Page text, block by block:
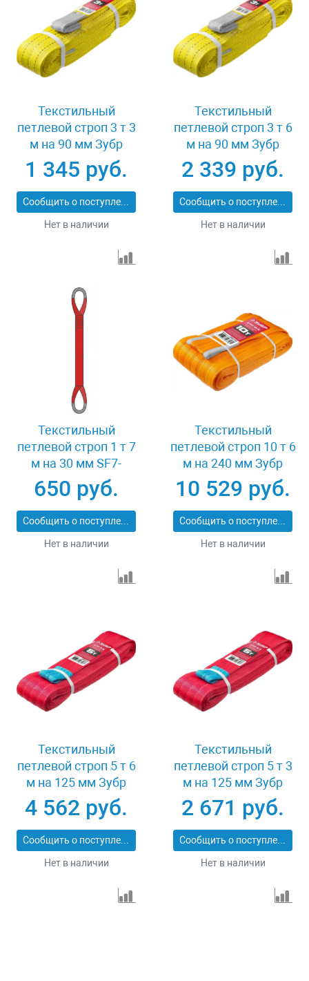
Текстильный
петлевой строп 3 т 3
м на 90 мм Зубр
43553-3-3
1 345 руб.
Сообщить о поступлении
Нет в наличии
Текстильный
петлевой строп 3 т 6
м на 90 мм Зубр
43553-3-6
2 339 руб.
Сообщить о поступлении
Нет в наличии
Текстильный
петлевой строп 1 т 7
м на 30 мм SF7-
СТП-1-7
650 руб.
Сообщить о поступлении
Нет в наличии
Текстильный
петлевой строп 10 т 6
м на 240 мм Зубр
43559-10-6
10 529 руб.
Сообщить о поступлении
Нет в наличии
Текстильный
петлевой строп 5 т 6
м на 125 мм Зубр
43555-5-6
4 562 руб.
Сообщить о поступлении
Нет в наличии
Текстильный
петлевой строп 5 т 3
м на 125 мм Зубр
43555-5-3
2 671 руб.
Сообщить о поступлении
Нет в наличии